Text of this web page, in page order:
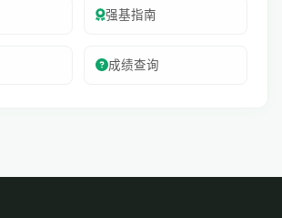
强基指南
成绩查询